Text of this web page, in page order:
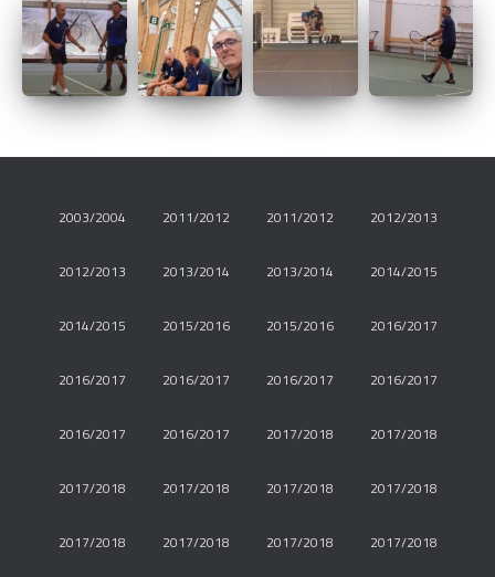
2003/2004 2011/2012 2011/2012 2012/2013
2012/2013 2013/2014 2013/2014 2014/2015
2014/2015 2015/2016 2015/2016 2016/2017
2016/2017 2016/2017 2016/2017 2016/2017
2016/2017 2016/2017 2017/2018 2017/2018
2017/2018 2017/2018 2017/2018 2017/2018
2017/2018 2017/2018 2017/2018 2017/2018